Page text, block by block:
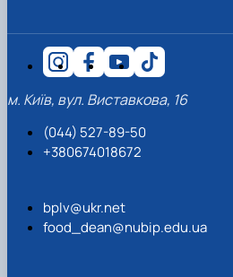
м. Київ, вул. Виставкова, 16
(044) 527-89-50
+380674018672
bplv@ukr.net
food_dean@nubip.edu.ua